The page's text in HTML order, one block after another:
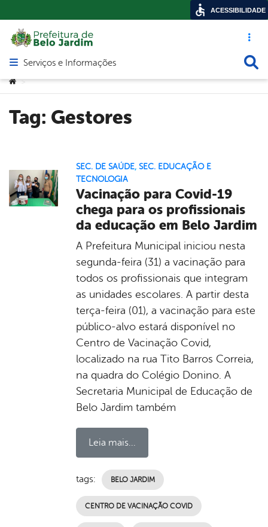
Acesso
Abrir menu principal de navegação
Serviços e Informações
Você está aqui:
>
Tag: Gestores
SEC. DE SAÚDE, SEC. EDUCAÇÃO E
TECNOLOGIA
Vacinação para Covid-19
chega para os profissionais
da educação em Belo Jardim
A Prefeitura Municipal iniciou nesta
segunda-feira (31) a vacinação para
todos os profissionais que integram
as unidades escolares. A partir desta
terça-feira (01), a vacinação para este
público-alvo estará disponível no
Centro de Vacinação Covid,
localizado na rua Tito Barros Correia,
na quadra do Colégio Donino. A
Secretaria Municipal de Educação de
Belo Jardim também
Leia mais...
tags: BELO JARDIM
CENTRO DE VACINAÇÃO COVID
ACESSIBILIDADE